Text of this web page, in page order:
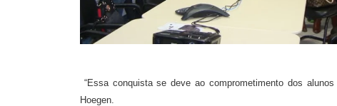
“Essa conquista se deve ao comprometimento dos
Hoegen.